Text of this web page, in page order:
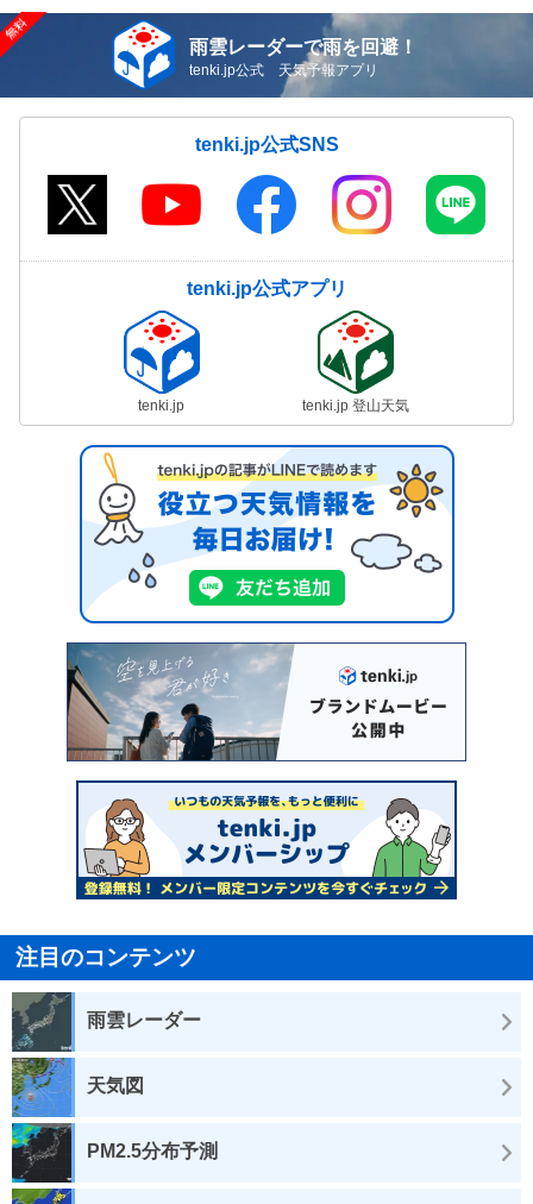
雨雲レーダーで雨を回避！
tenki.jp公式 天気予報アプリ
tenki.jp公式SNS
tenki.jp公式アプリ
tenki.jp tenki.jp 登山天気
注目のコンテンツ
雨雲レーダー
天気図
PM2.5分布予測